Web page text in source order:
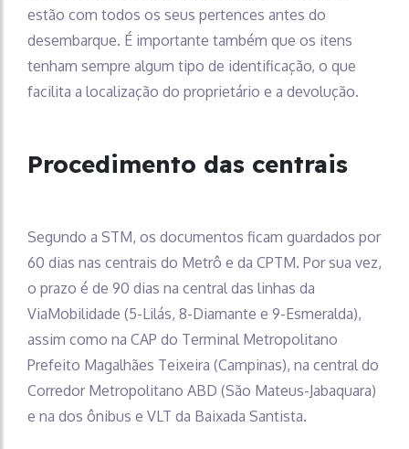
estão com todos os seus pertences antes do
desembarque. É importante também que os itens
tenham sempre algum tipo de identificação, o que
facilita a localização do proprietário e a devolução.
Procedimento das centrais
Segundo a STM, os documentos ficam guardados por
60 dias nas centrais do Metrô e da CPTM. Por sua vez,
o prazo é de 90 dias na central das linhas da
ViaMobilidade (5-Lilás, 8-Diamante e 9-Esmeralda),
assim como na CAP do Terminal Metropolitano
Prefeito Magalhães Teixeira (Campinas), na central do
Corredor Metropolitano ABD (São Mateus-Jabaquara)
e na dos ônibus e VLT da Baixada Santista.